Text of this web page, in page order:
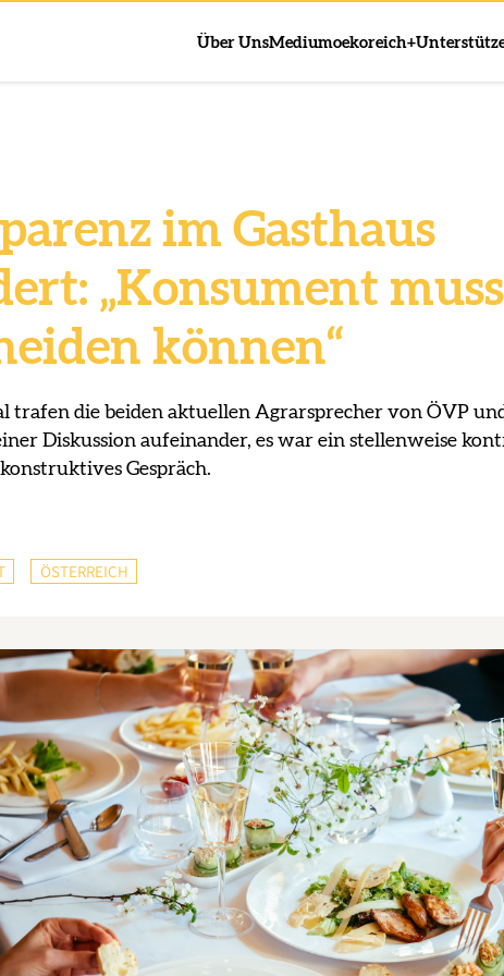
Über UnsMediumoekoreich+
im Gasthaus
„Konsument
können“
trafen die beiden aktuellen Agrarsprecher von ÖVP
Diskussion aufeinander, es war ein stellenweise
Gespräch.
ÖSTERREICH